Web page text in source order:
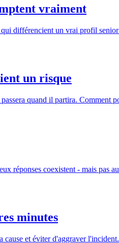
vraiment
différencient un vrai profil
un risque
quand il partira. Comment
réponses coexistent - mais pas
minutes
et éviter d'aggraver l'incident.